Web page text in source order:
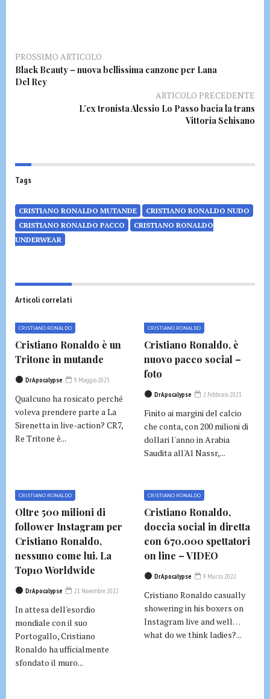
PROSSIMO ARTICOLO
Black Beauty – nuova bellissima canzone per Lana
Del Rey
ARTICOLO PRECEDENTE
L’ex tronista Alessio Lo Passo bacia la trans
Vittoria Schisano
Tags
CRISTIANO RONALDO MUTANDE
CRISTIANO RONALDO NUDO
CRISTIANO RONALDO PACCO
CRISTIANO RONALDO
UNDERWEAR
Articoli correlati
CRISTIANO RONALDO
Cristiano Ronaldo è un
Tritone in mutande
DrApocalypse 9 Maggio 2023
Qualcuno ha rosicato perché
voleva prendere parte a La
Sirenetta in live-action? CR7,
Re Tritone è...
CRISTIANO RONALDO
Cristiano Ronaldo, è
nuovo pacco social –
foto
DrApocalypse 2 Febbraio 2023
Finito ai margini del calcio
che conta, con 200 milioni di
dollari l'anno in Arabia
Saudita all'Al Nassr,...
CRISTIANO RONALDO
Oltre 500 milioni di
follower Instagram per
Cristiano Ronaldo,
nessuno come lui. La
Top10 Worldwide
DrApocalypse 21 Novembre 2022
In attesa dell'esordio
mondiale con il suo
Portogallo, Cristiano
Ronaldo ha ufficialmente
sfondato il muro...
CRISTIANO RONALDO
Cristiano Ronaldo,
doccia social in diretta
con 670.000 spettatori
on line – VIDEO
DrApocalypse 9 Marzo 2022
Cristiano Ronaldo casually
showering in his boxers on
Instagram live and well…
what do we think ladies?...